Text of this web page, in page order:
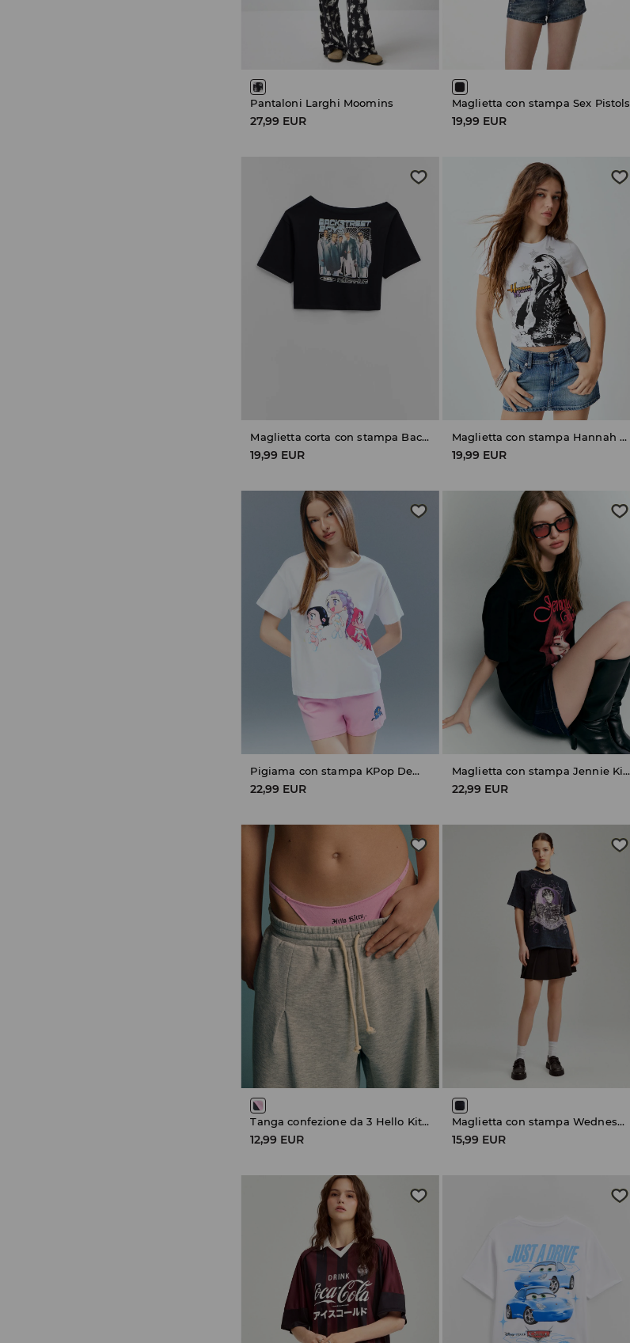
Pantaloni Larghi Moomins
27,99 EUR
Maglietta con stampa Sex Pistols
19,99 EUR
Maglietta corta con stampa Backstreet Boys
19,99 EUR
Maglietta con stampa Hannah Montana
19,99 EUR
Pigiama con stampa KPop Demon Hunters
22,99 EUR
Maglietta con stampa Jennie Kim
22,99 EUR
Tanga confezione da 3 Hello Kitty
12,99 EUR
Maglietta con stampa Wednesday
15,99 EUR